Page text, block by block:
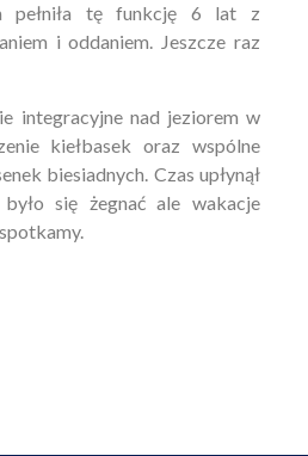
pełniła tę funkcję 6 lat z
i oddaniem. Jeszcze raz
integracyjne nad jeziorem w
kiełbasek oraz wspólne
biesiadnych. Czas upłynął
się żegnać ale wakacje